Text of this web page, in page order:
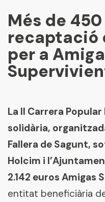
Més de
recaptació
per a
La II Carrera
solidària,
Fallera de Sagunt,
Holcim i
2.142 euros Amigas
entitat beneficiària